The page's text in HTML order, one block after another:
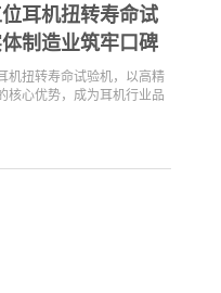
耳机扭转寿命试
制造业筑牢口碑
机扭转寿命试验机，以高精
核心优势，成为耳机行业品